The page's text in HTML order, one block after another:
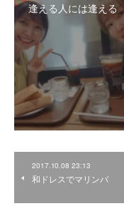
逢える人には逢える
2017.10.08 23:13
和ドレスでマリンバ